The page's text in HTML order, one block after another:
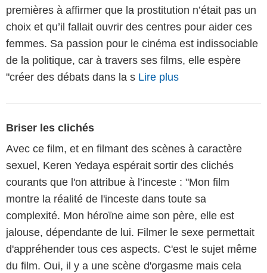
premières à affirmer que la prostitution n’était pas un
choix et qu’il fallait ouvrir des centres pour aider ces
femmes. Sa passion pour le cinéma est indissociable
de la politique, car à travers ses films, elle espère
"créer des débats dans la s Lire plus
Briser les clichés
Avec ce film, et en filmant des scènes à caractère
sexuel, Keren Yedaya espérait sortir des clichés
courants que l'on attribue à l’inceste : "Mon film
montre la réalité de l'inceste dans toute sa
complexité. Mon héroïne aime son père, elle est
jalouse, dépendante de lui. Filmer le sexe permettait
d'appréhender tous ces aspects. C'est le sujet même
du film. Oui, il y a une scène d'orgasme mais cela